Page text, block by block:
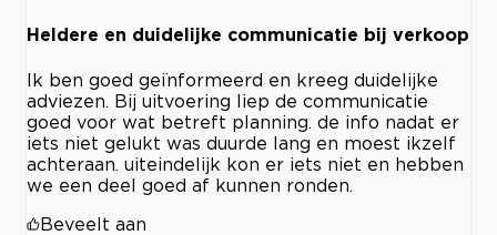
Heldere en duidelijke communicatie bij verkoop
Ik ben goed geïnformeerd en kreeg duidelijke
adviezen. Bij uitvoering liep de communicatie
goed voor wat betreft planning. de info nadat er
iets niet gelukt was duurde lang en moest ikzelf
achteraan. uiteindelijk kon er iets niet en hebben
we een deel goed af kunnen ronden.
Beveelt aan